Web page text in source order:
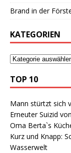
Brand in der
KATEGORIEN
TOP 10
Mann stürtzt sich
Erneuter Suizid
Oma Berta`s
Kurz und Knapp:
Wasserwelt